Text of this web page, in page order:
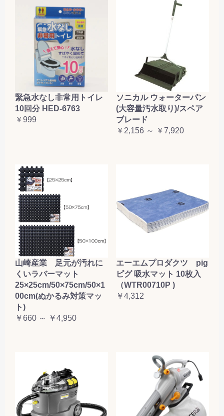
緊急水なし非常用トイレ
10回分 HED-6763
￥999
ソニカル ウォーターパン
(大容量汚水取り)/スペア
ブレード
￥2,156 ～ ￥7,920
山崎産業 足元が汚れに
くいラバーマット
25×25cm/50×75cm/50×1
00cm(ぬかるみ対策マッ
ト)
￥660 ～ ￥4,950
エーエムプロダクツ pig
ピグ 吸水マット 10枚入
（WTR00710P )
￥4,312